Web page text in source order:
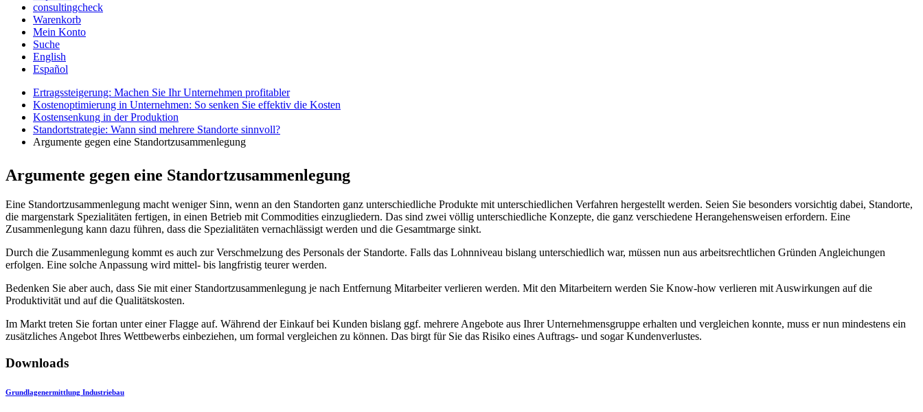
consultingcheck
Warenkorb
Mein Konto
Suche
English
Español
Ertragssteigerung: Machen Sie Ihr Unternehmen profitabler
Kostenoptimierung in Unternehmen: So senken Sie effektiv die Kosten
Kostensenkung in der Produktion
Standortstrategie: Wann sind mehrere Standorte sinnvoll?
Argumente gegen eine Standortzusammenlegung
Argumente gegen eine Standortzusammenlegung
Eine Standortzusammenlegung macht weniger Sinn, wenn an den Standorten ganz unterschiedliche Produkte mit unterschiedlichen Verfahren hergestellt werden. Seien Sie besonders vorsichtig dabei, Standorte,
die margenstark Spezialitäten fertigen, in einen Betrieb mit Commodities einzugliedern. Das sind zwei völlig unterschiedliche Konzepte, die ganz verschiedene Herangehensweisen erfordern. Eine
Zusammenlegung kann dazu führen, dass die Spezialitäten vernachlässigt werden und die Gesamtmarge sinkt.
Durch die Zusammenlegung kommt es auch zur Verschmelzung des Personals der Standorte. Falls das Lohnniveau bislang unterschiedlich war, müssen nun aus arbeitsrechtlichen Gründen Angleichungen
erfolgen. Eine solche Anpassung wird mittel- bis langfristig teurer werden.
Bedenken Sie aber auch, dass Sie mit einer Standortzusammenlegung je nach Entfernung Mitarbeiter verlieren werden. Mit den Mitarbeitern werden Sie Know-how verlieren mit Auswirkungen auf die
Produktivität und auf die Qualitätskosten.
Im Markt treten Sie fortan unter einer Flagge auf. Während der Einkauf bei Kunden bislang ggf. mehrere Angebote aus Ihrer Unternehmensgruppe erhalten und vergleichen konnte, muss er nun mindestens ein
zusätzliches Angebot Ihres Wettbewerbs einbeziehen, um formal vergleichen zu können. Das birgt für Sie das Risiko eines Auftrags- und sogar Kundenverlustes.
Downloads
Grundlagenermittlung Industriebau